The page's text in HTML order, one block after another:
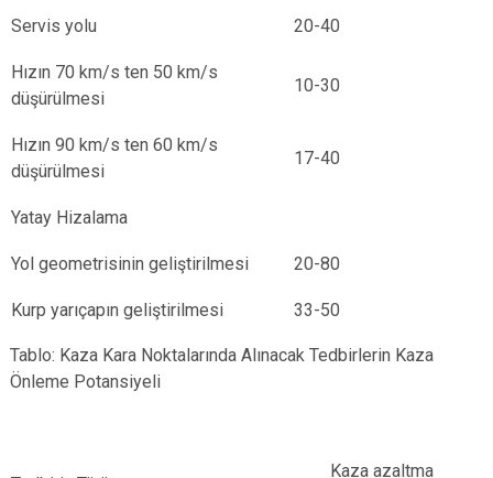
Servis yolu 20-40
Hızın 70 km/s ten 50 km/s
düşürülmesi
10-30
Hızın 90 km/s ten 60 km/s
düşürülmesi
17-40
Yatay Hizalama
Yol geometrisinin geliştirilmesi 20-80
Kurp yarıçapın geliştirilmesi 33-50
Tablo: Kaza Kara Noktalarında Alınacak Tedbirlerin Kaza
Önleme Potansiyeli
Kaza azaltma